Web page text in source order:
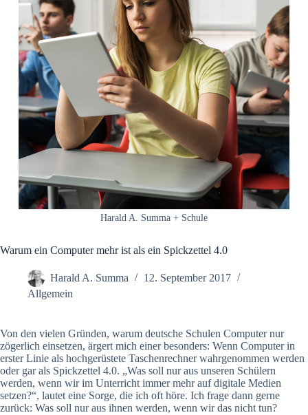
Harald A. Summa + Schule
Warum ein Computer mehr ist als ein Spickzettel 4.0
Harald A. Summa
12. September 2017
Allgemein
Von den vielen Gründen, warum deutsche Schulen Computer nur
zögerlich einsetzen, ärgert mich einer besonders: Wenn Computer in
erster Linie als hochgerüstete Taschenrechner wahrgenommen werden
oder gar als Spickzettel 4.0. „Was soll nur aus unseren Schülern
werden, wenn wir im Unterricht immer mehr auf digitale Medien
setzen?“, lautet eine Sorge, die ich oft höre. Ich frage dann gerne
zurück: Was soll nur aus ihnen werden, wenn wir das nicht tun?